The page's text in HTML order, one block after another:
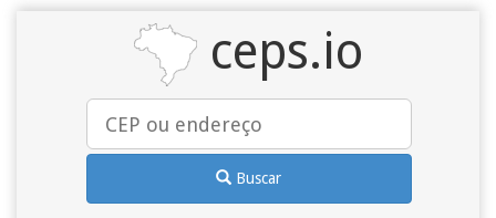
ceps.io
Buscar